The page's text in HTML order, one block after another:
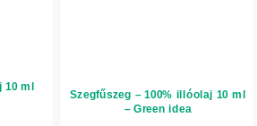
10 ml
Szegfűszeg – 100% illóolaj 10 ml
– Green idea